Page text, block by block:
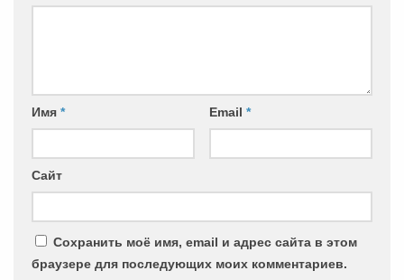
Имя * Email *
Сайт
Сохранить моё имя, email и адрес сайта в этом
браузере для последующих моих комментариев.